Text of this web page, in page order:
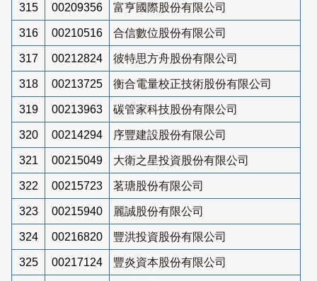
315 00209356 富亨國際股份有限公司
316 00210516 合信數位股份有限公司
317 00212824 彼特思方舟股份有限公司
318 00213725 衡合電量校正技術股份有限公司
319 00213963 碳管家科技股份有限公司
320 00214294 序豐建設股份有限公司
321 00215049 大衛之星投資股份有限公司
322 00215723 茗瑭股份有限公司
323 00215940 麗誠股份有限公司
324 00216820 豐洪投資股份有限公司
325 00217124 豐炎資本股份有限公司